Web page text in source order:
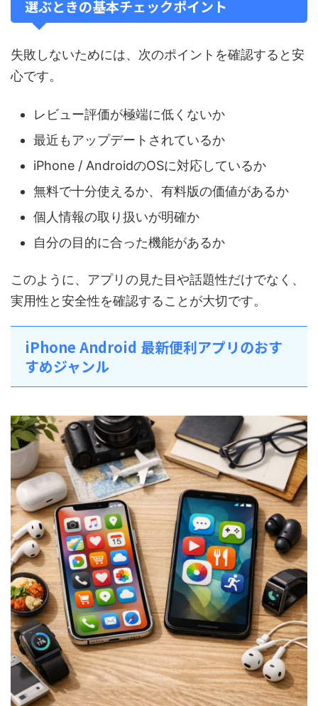
選ぶときの基本チェックポイント
失敗しないためには、次のポイントを確認すると安
心です。
レビュー評価が極端に低くないか
最近もアップデートされているか
iPhone / AndroidのOSに対応しているか
無料で十分使えるか、有料版の価値があるか
個人情報の取り扱いが明確か
自分の目的に合った機能があるか
このように、アプリの見た目や話題性だけでなく、
実用性と安全性を確認することが大切です。
iPhone Android 最新便利アプリのおす
すめジャンル